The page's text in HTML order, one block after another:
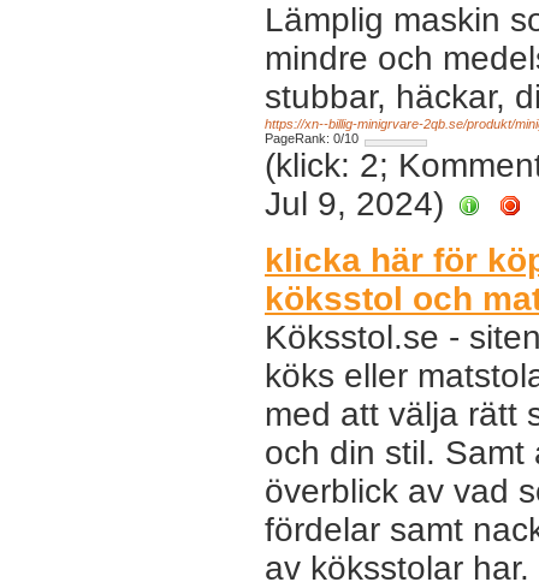
Lämplig maskin
mindre och
stubbar, häckar,
https://xn--billig-minigrvare-2qb.se/produkt/
PageRank: 0/10
(klick: 2;
Jul 9, 2024)
klicka här för
köksstol och
Köksstol.se -
köks eller
med att välja rätt
och din stil.
överblick av vad
fördelar samt
av köksstolar har.